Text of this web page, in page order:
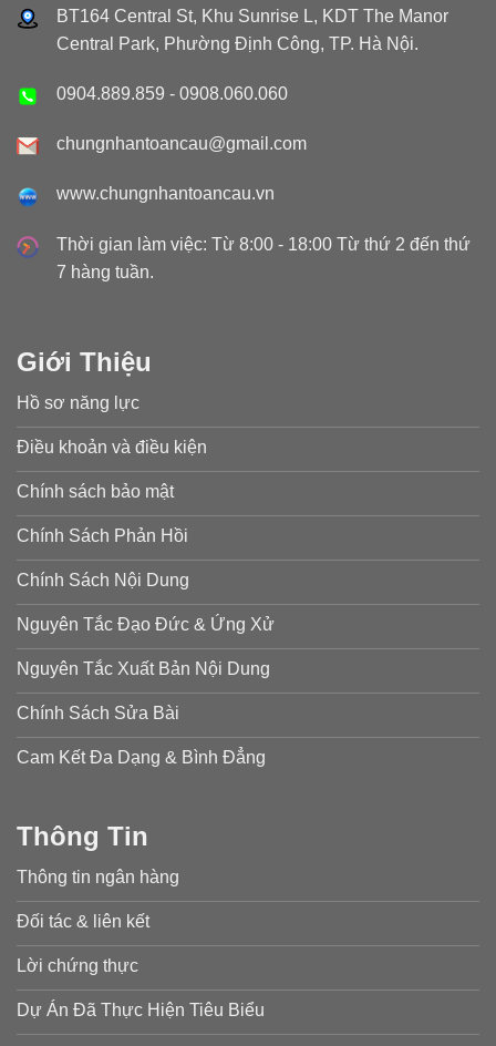
BT164 Central St, Khu Sunrise L, KDT The Manor
Central Park, Phường Định Công, TP. Hà Nội.
0904.889.859 - 0908.060.060
chungnhantoancau@gmail.com
www.chungnhantoancau.vn
Thời gian làm việc: Từ 8:00 - 18:00 Từ thứ 2 đến thứ
7 hàng tuần.
Giới Thiệu
Hồ sơ năng lực
Điều khoản và điều kiện
Chính sách bảo mật
Chính Sách Phản Hồi
Chính Sách Nội Dung
Nguyên Tắc Đạo Đức & Ứng Xử
Nguyên Tắc Xuất Bản Nội Dung
Chính Sách Sửa Bài
Cam Kết Đa Dạng & Bình Đẳng
Thông Tin
Thông tin ngân hàng
Đối tác & liên kết
Lời chứng thực
Dự Án Đã Thực Hiện Tiêu Biểu